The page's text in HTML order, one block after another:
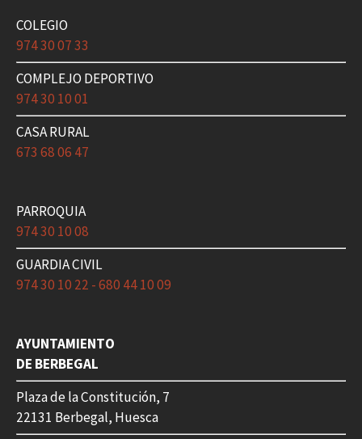
COLEGIO
974 30 07 33
COMPLEJO DEPORTIVO
974 30 10 01
CASA RURAL
673 68 06 47
PARROQUIA
974 30 10 08
GUARDIA CIVIL
974 30 10 22 - 680 44 10 09
AYUNTAMIENTO
DE BERBEGAL
Plaza de la Constitución, 7
22131 Berbegal, Huesca